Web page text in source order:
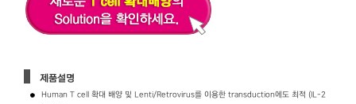
제품설명
Human T cell 확대 배양 및 Lenti/Retrovirus를 이용한 transduction에도 최적 (IL-2